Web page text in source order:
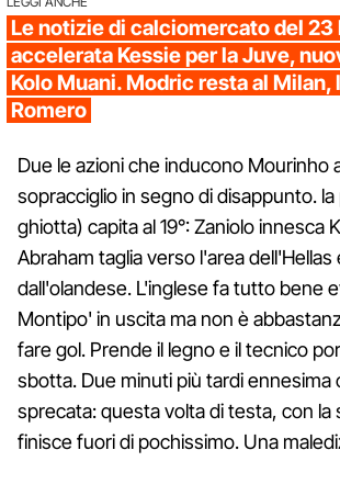
Le notizie di calciomercato del
accelerata Kessie per la Juve,
Kolo Muani. Modric resta al
Romero
Due le azioni che inducono Mourinho
sopracciglio in segno di disappunto. la
ghiotta) capita al 19°: Zaniolo innesca
Abraham taglia verso l'area dell'Hellas
dall'olandese. L'inglese fa tutto bene
Montipo' in uscita ma non è
fare gol. Prende il legno e il tecnico
sbotta. Due minuti più tardi ennesima
sprecata: questa volta di testa, con la
finisce fuori di pochissimo. Una